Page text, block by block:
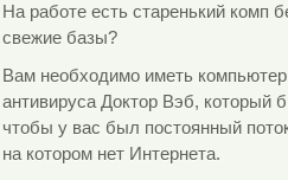
На работе есть старенький комп
свежие базы?
Вам необходимо иметь
антивируса Доктор Вэб, который
чтобы у вас был постоянный
на котором нет Интернета.